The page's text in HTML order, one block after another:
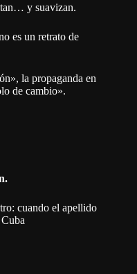
y suavizan.
es un retrato de
la propaganda en
de cambio».
cuando el apellido